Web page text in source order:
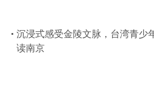
沉浸式感受金陵文脉，台湾青少
读南京